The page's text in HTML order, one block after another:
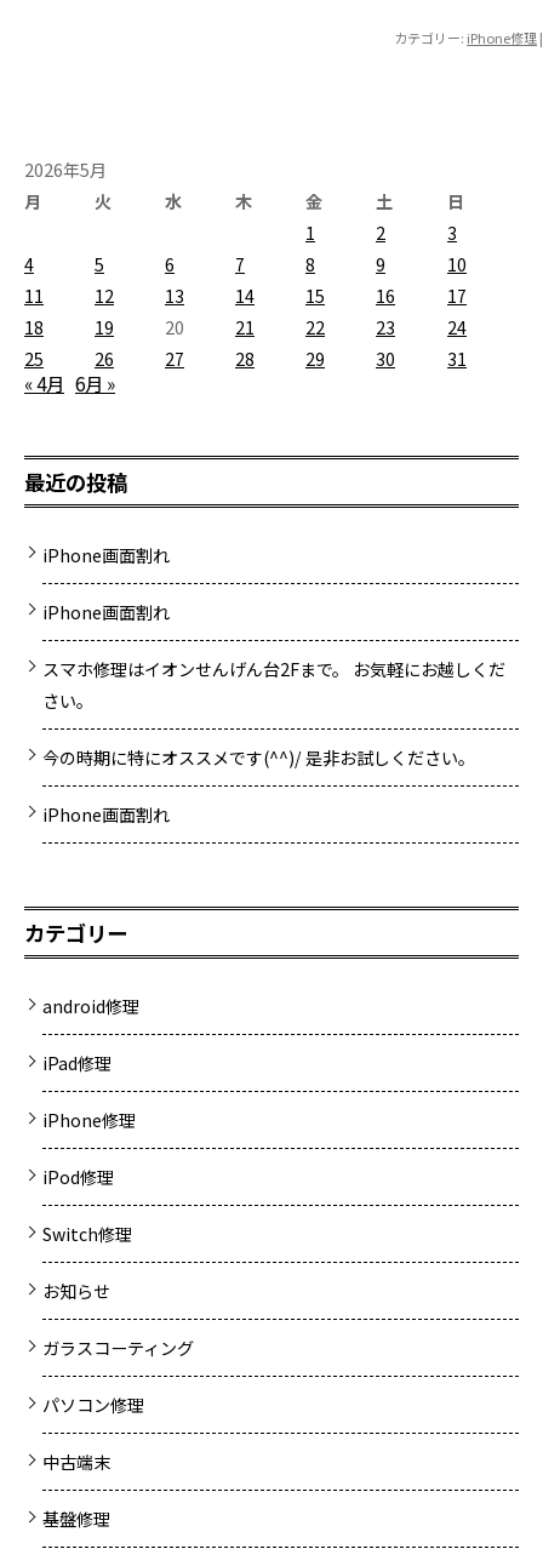
カテゴリー: iPhone修理|
2026年5月
月
火 水 木 金 土
日
1
2
3
4
5 6 7 8 9
10
11
12 13 14 15 16
17
18
19 20 21 22 23
24
25
26 27 28 29 30 31
« 4月 6月 »
最近の投稿
iPhone画面割れ
iPhone画面割れ
スマホ修理はイオンせんげん台2Fまで。 お気軽にお越しくだ
さい。
今の時期に特にオススメです(^^)/ 是非お試しください。
iPhone画面割れ
カテゴリー
android修理
iPad修理
iPhone修理
iPod修理
Switch修理
お知らせ
ガラスコーティング
パソコン修理
中古端末
基盤修理